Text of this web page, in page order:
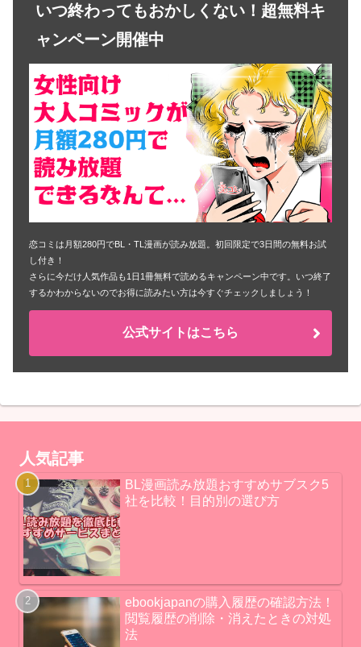
いつ終わってもおかしくない！超無料キ
ャンペーン開催中
恋コミは月額280円でBL・TL漫画が読み放題。初回限定で3日間の無料お試
し付き！
さらに今だけ人気作品も1日1冊無料で読めるキャンペーン中です。いつ終了
するかわからないのでお得に読みたい方は今すぐチェックしましょう！
公式サイトはこちら
人気記事
BL漫画読み放題おすすめサブスク5
社を比較！目的別の選び方
ebookjapanの購入履歴の確認方法！
閲覧履歴の削除・消えたときの対処
法